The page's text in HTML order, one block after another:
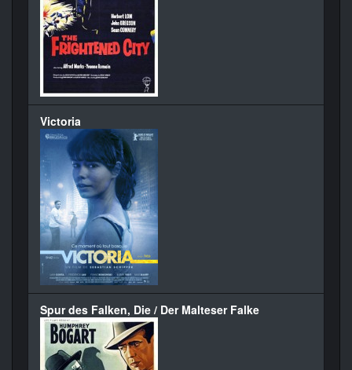
Victoria
Spur des Falken, Die / Der Malteser Falke